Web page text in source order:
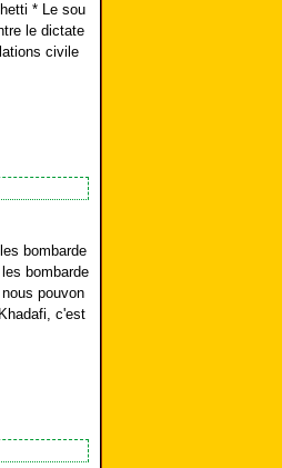
* Le sou
le dictate
civile
bombarde
bombarde
pouvon
c'est